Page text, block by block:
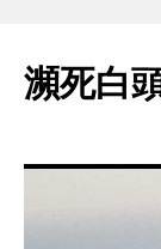
テ
ン
ス
瀕死白